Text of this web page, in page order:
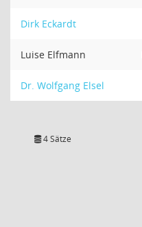
Dirk Eckardt
Luise Elfmann
Dr. Wolfgang Elsel
4 Sätze